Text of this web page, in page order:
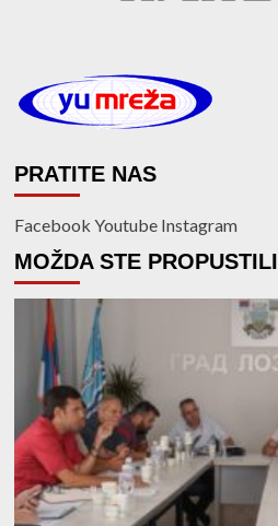
PRATITE NAS
Facebook Youtube Instagram
MOŽDA STE PROPUSTILI